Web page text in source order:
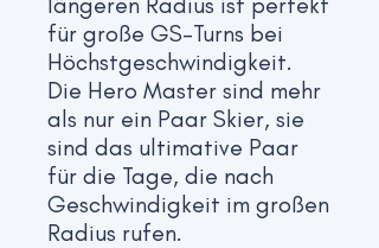
für große GS-Turns bei
Höchstgeschwindigkeit.
Die Hero Master sind mehr
als nur ein Paar Skier, sie
sind das ultimative Paar
für die Tage, die nach
Geschwindigkeit im großen
Radius rufen.